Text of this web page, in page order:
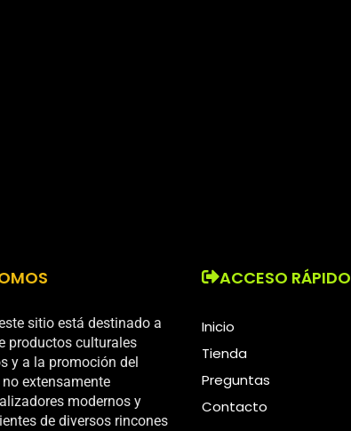
sitio está destinado a
productos culturales
y a la promoción del
extensamente
modernos y
de diversos rincones
ACCESO RÁPIDO
Inicio
Tienda
Preguntas
Contacto